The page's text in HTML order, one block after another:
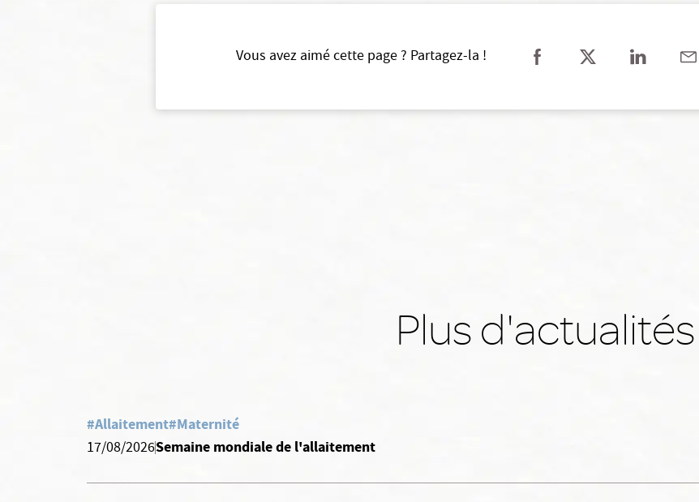
Vous avez aimé cette page ? Partagez-la !
Plus d'actualités
#Allaitement#Maternité
17/08/2026Semaine mondiale de l'allaitement